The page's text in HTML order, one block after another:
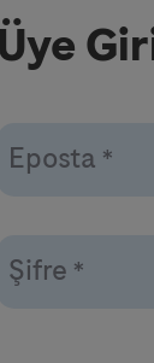
Üye
Eposta *
Şifre *